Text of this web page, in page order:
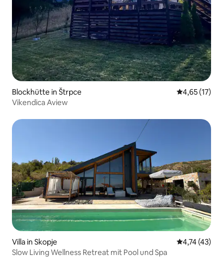
Blockhütte in Štrpce
4,65 (17)
Vikendica Aview
Villa in Skopje
4,74 (43)
Slow Living Wellness Retreat mit Pool und Spa